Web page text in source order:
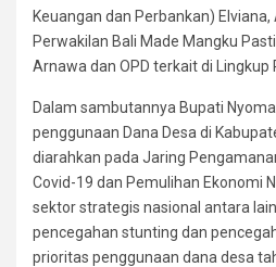
Keuangan dan Perbankan) Elviana,
Perwakilan Bali Made Mangku
Arnawa dan OPD terkait di Lingkup
Dalam sambutannya Bupati
penggunaan Dana Desa di
diarahkan pada Jaring
Covid-19 dan Pemulihan Ekonomi
sektor strategis nasional antara
pencegahan stunting dan
prioritas penggunaan dana desa